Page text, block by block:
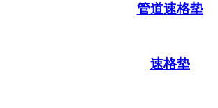
管道速格垫
速格垫